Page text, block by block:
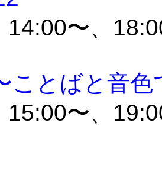
〜、
ことばと音
〜、